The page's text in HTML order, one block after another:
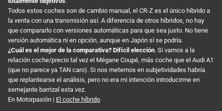
Todos estos coches son de cambio manual, el CR-Z es el único híbrido a
la venta con una transmisión así. A diferencia de otros híbridos, no hay
que compararlo con versiones automáticas para que sea justo. No tiene
versión automática ni en opción, aunque en Japón sí se podría.
¿Cuál es el mejor de la comparativa? Difícil elección. Si vamos a la
relación coche/precio tal vez el Mégane Coupé, más coche que el Audi A1
(que no parece ya TAN caro). Si nos metemos en subjetividades habría
que replantearse el análisis, pero no era mi intención introducirme en
semejante barrizal esta vez.
En Motorpasión | El coche híbrido